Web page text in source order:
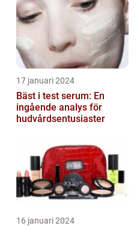
17 januari 2024
Bäst i test serum: En
ingående analys för
hudvårdsentusiaster
16 januari 2024